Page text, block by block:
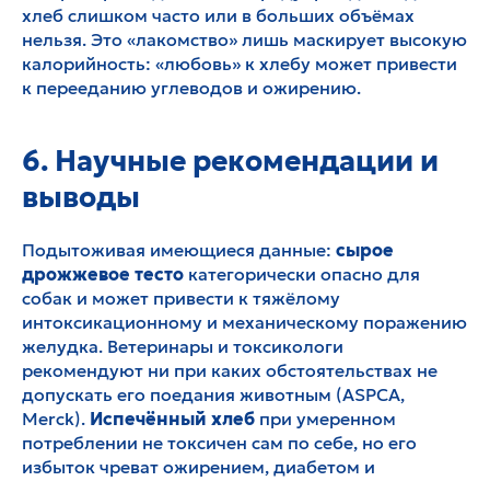
хлеб слишком часто или в больших объёмах
нельзя. Это «лакомство» лишь маскирует высокую
калорийность: «любовь» к хлебу может привести
к перееданию углеводов и ожирению.
6. Научные рекомендации и
выводы
Подытоживая имеющиеся данные: сырое
дрожжевое тесто категорически опасно для
собак и может привести к тяжёлому
интоксикационному и механическому поражению
желудка. Ветеринары и токсикологи
рекомендуют ни при каких обстоятельствах не
допускать его поедания животным (ASPCA,
Merck). Испечённый хлеб при умеренном
потреблении не токсичен сам по себе, но его
избыток чреват ожирением, диабетом и